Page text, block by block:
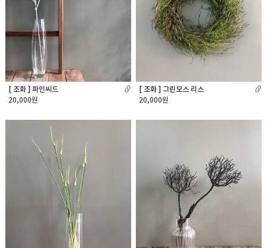
[ 조화 ] 파인씨드
20,000원
[ 조화 ] 그린모스 리스
20,000원